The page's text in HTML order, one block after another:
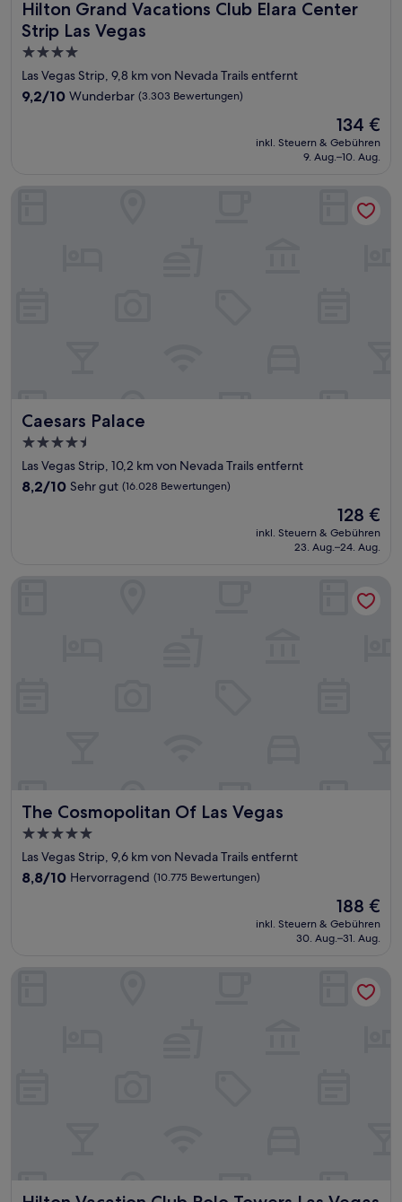
Hilton Grand Vacations Club Elara Center
Strip Las Vegas
Hilton Grand Vacations Club Elara Center Strip Las Vegas
4.0-
Sterne-
Unterkunft
Las Vegas Strip, 9,8 km von Nevada Trails entfernt
9.2
9,2/10 Wunderbar (3.303 Bewertungen)
Der
Preis
beträgt
134 €
inkl. Steuern & Gebühren
9. Aug.–10. Aug.
Caesars Palace
Caesars Palace
4.5-
Sterne-
Unterkunft
Las Vegas Strip, 10,2 km von Nevada Trails entfernt
8.2
Bewertungen)
8,2/10 Sehr gut (16.028 Bewertungen)
Der
Preis
beträgt
128 €
inkl. Steuern & Gebühren
23. Aug.–24. Aug.
Caesars Palace
The Cosmopolitan Of Las Vegas
The Cosmopolitan Of Las Vegas
5.0-
Sterne-
Unterkunft
Las Vegas Strip, 9,6 km von Nevada Trails entfernt
8.8
8,8/10 Hervorragend (10.775 Bewertungen)
Der
Preis
beträgt
188 €
inkl. Steuern & Gebühren
30. Aug.–31. Aug.
Hilton Vacation Club Polo Towers Las Vegas